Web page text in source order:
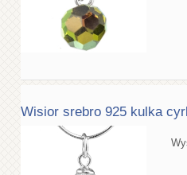
Wisior srebro 925 kulka